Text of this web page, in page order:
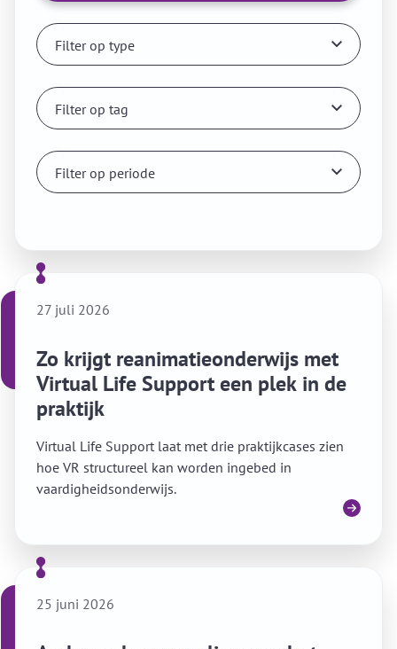
Filter op type
Filter op tag
Filter op periode
27 juli 2026
Zo krijgt reanimatieonderwijs met
Virtual Life Support een plek in de
praktijk
Virtual Life Support laat met drie praktijkcases zien
hoe VR structureel kan worden ingebed in
vaardigheidsonderwijs.
25 juni 2026